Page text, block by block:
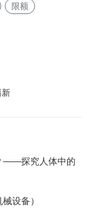
限额
新
——探究人体中的
设备）